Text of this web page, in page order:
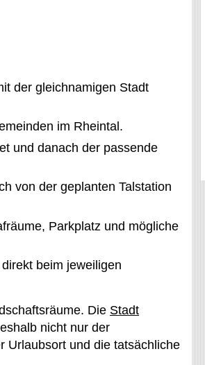
der gleichnamigen Stadt
im Rheintal.
und danach der passende
von der geplanten Talstation
Parkplatz und mögliche
beim jeweiligen
Die Stadt
nicht nur der
Urlaubsort und die tatsächliche